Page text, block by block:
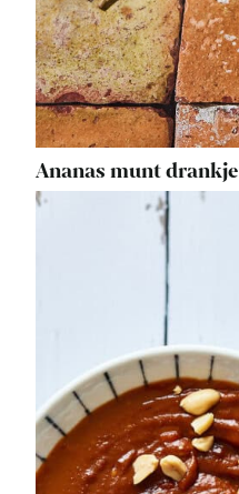
Ananas munt drankje